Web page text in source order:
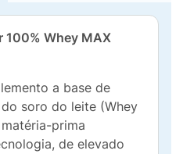
100% Whey MAX
a base de
soro do leite (Whey
prima
de elevado